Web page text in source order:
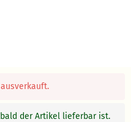
der Artikel lieferbar ist.